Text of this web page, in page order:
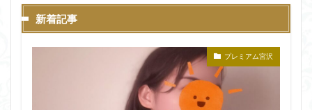
新着記事
プレミアム宮沢